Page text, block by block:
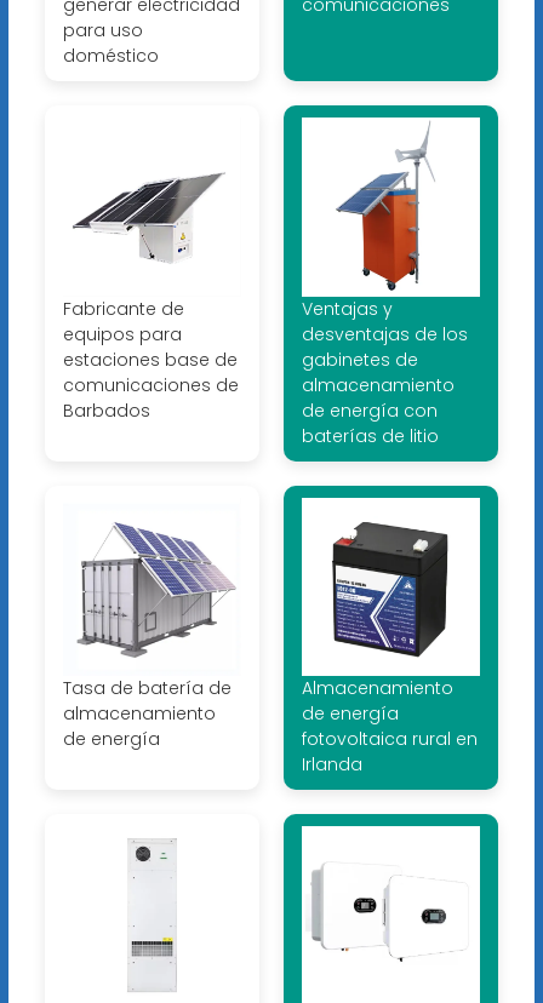
generar electricidad
para uso
doméstico
comunicaciones
Fabricante de
equipos para
estaciones base de
comunicaciones de
Barbados
Ventajas y
desventajas de los
gabinetes de
almacenamiento
de energía con
baterías de litio
Tasa de batería de
almacenamiento
de energía
Almacenamiento
de energía
fotovoltaica rural en
Irlanda